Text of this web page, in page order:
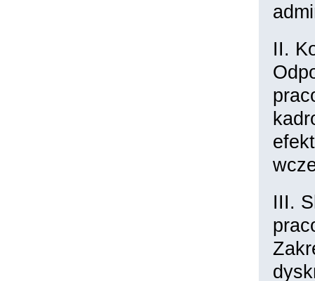
II.
III.